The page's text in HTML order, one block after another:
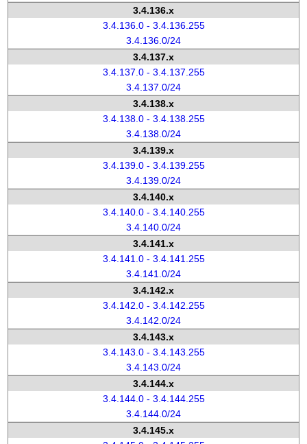
3.4.136.x
3.4.136.0 - 3.4.136.255
3.4.136.0/24
3.4.137.x
3.4.137.0 - 3.4.137.255
3.4.137.0/24
3.4.138.x
3.4.138.0 - 3.4.138.255
3.4.138.0/24
3.4.139.x
3.4.139.0 - 3.4.139.255
3.4.139.0/24
3.4.140.x
3.4.140.0 - 3.4.140.255
3.4.140.0/24
3.4.141.x
3.4.141.0 - 3.4.141.255
3.4.141.0/24
3.4.142.x
3.4.142.0 - 3.4.142.255
3.4.142.0/24
3.4.143.x
3.4.143.0 - 3.4.143.255
3.4.143.0/24
3.4.144.x
3.4.144.0 - 3.4.144.255
3.4.144.0/24
3.4.145.x